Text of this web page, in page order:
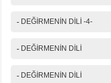
- DEĞİRMENİN DİLİ -4-
- DEĞİRMENİN DİLİ
- DEĞİRMENİN DİLİ